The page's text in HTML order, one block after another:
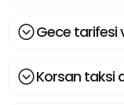
Gece tarifesi
Korsan taksi